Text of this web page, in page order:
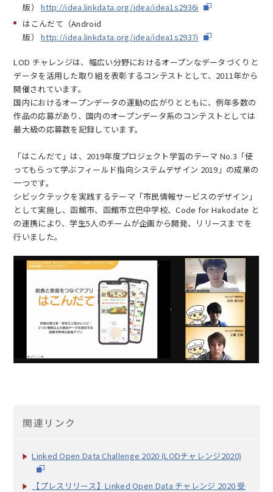
版）http://idea.linkdata.org/idea/idea1s2936i
はこんだて（Android
版）http://idea.linkdata.org/idea/idea1s2937i
LOD チャレンジは、幅広い分野におけるオープンなデータづくりと
データを活用した取り組を表彰するコンテストとして、 2011年から
開催されています。
国内におけるオープンデータの運動の広がりとともに、例年多数の
作品の応募があり、国内のオープンデータ系のコンテストとしては
最大級の応募数を記録しています。
「はこんだて」は、 2019年度プロジェクト学習のテーマ No.3「使
ってもらって学ぶフィールド指向システムデザイン 2019」の成果の
一つです。
シビックテックを実践するテーマ「市民情報サービスのデザイン」
として実施し、函館市、函館市立巴中学校、Code for Hakodate と
の連携により、学生5人のチームが企画から開発、リリースまでを
行いました。
関連リンク
Linked Open Data Challenge 2020 (LODチャレンジ2020)
【プレスリリース】Linked Open Data チャレンジ 2020 受